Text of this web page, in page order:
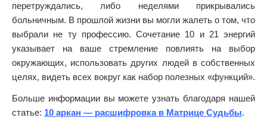
перетруждались, либо неделями прикрывались
больничным. В прошлой жизни вы могли жалеть о том, что
выбрали не ту профессию. Сочетание 10 и 21 энергий
указывает на ваше стремление повлиять на выбор
окружающих, использовать других людей в собственных
целях, видеть всех вокруг как набор полезных «функций».
Больше информации вы можете узнать благодаря нашей
статье: 10 аркан — расшифровка в Матрице Судьбы.